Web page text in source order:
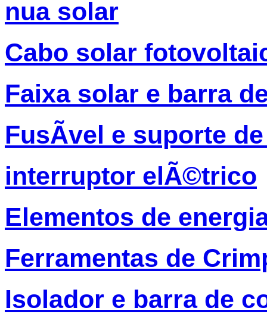
nua solar
Cabo solar
Faixa solar e barra
FusÃ­vel e suporte
interruptor elÃ©trico
Elementos de
Ferramentas de
Isolador e barra de